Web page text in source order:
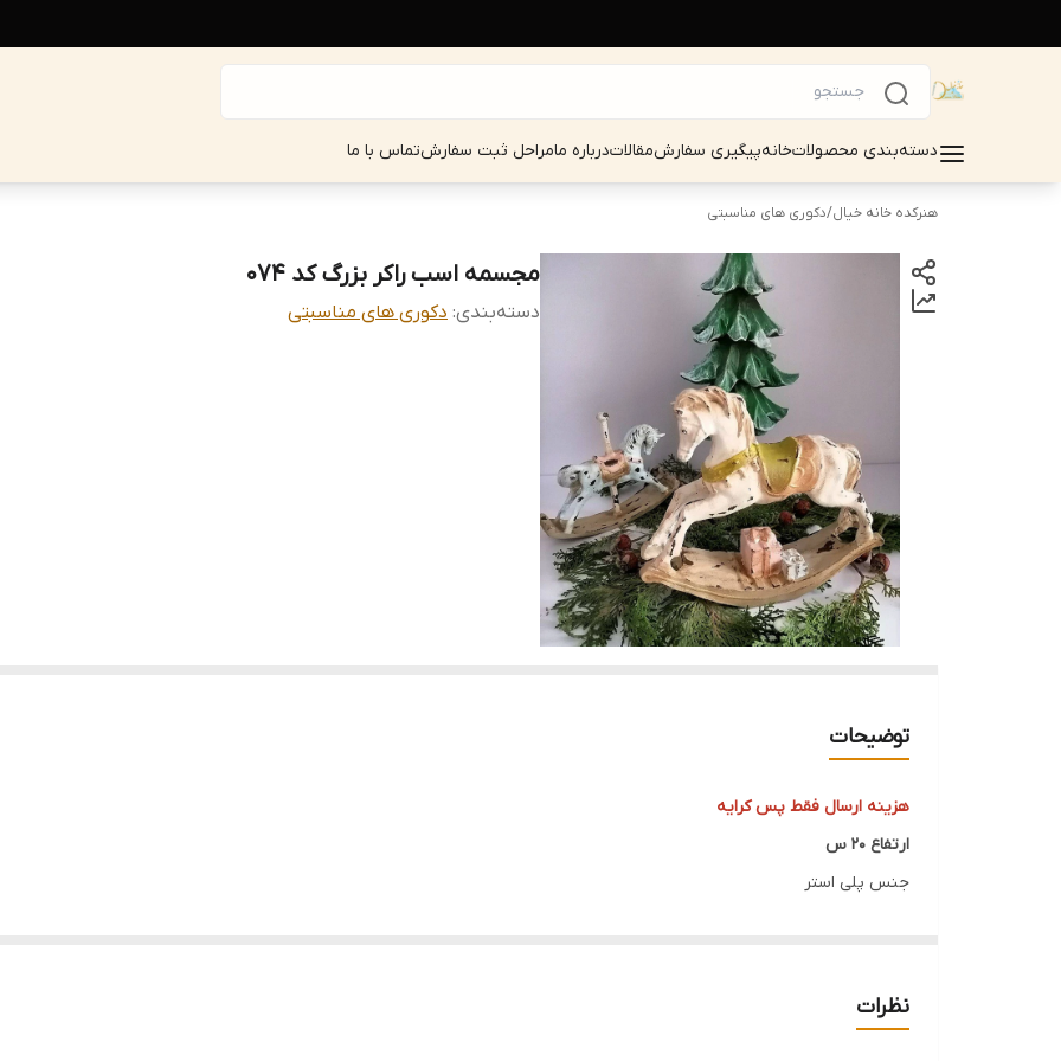
دسته‌بندی محصولاتخانهپیگیری سفارشمقالاتدرباره مامراحل ثبت سفارشتماس با ما
هنرکده خانه خیال/دکوری های مناسبتی
مجسمه اسب راکر بزرگ کد 074
دسته‌بندی: دکوری های مناسبتی
توضیحات
هزینه ارسال فقط پس کرایه
ارتفاع 20 س
جنس پلی استر
قابل سفارش در رنگ و پتینه دلخواه
نظرات